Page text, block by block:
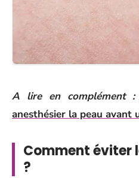
A lire en complément :
anesthésier la peau avant
Comment éviter
?